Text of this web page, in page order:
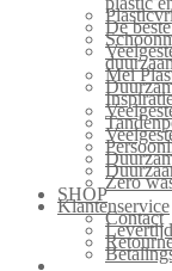
De
Mei
Zero
SHOP
Klantenservice
Contact